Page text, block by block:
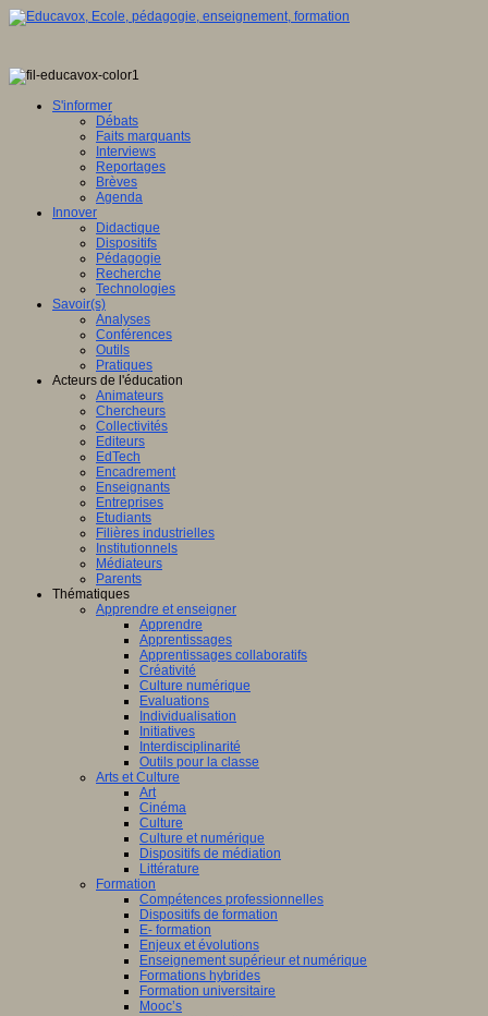
S'informer
Débats
Faits marquants
Interviews
Reportages
Brèves
Agenda
Innover
Didactique
Dispositifs
Pédagogie
Recherche
Technologies
Savoir(s)
Analyses
Conférences
Outils
Pratiques
Acteurs de l'éducation
Animateurs
Chercheurs
Collectivités
Editeurs
EdTech
Encadrement
Enseignants
Entreprises
Etudiants
Filières industrielles
Institutionnels
Médiateurs
Parents
Thématiques
Apprendre et enseigner
Apprendre
Apprentissages
Apprentissages collaboratifs
Créativité
Culture numérique
Evaluations
Individualisation
Initiatives
Interdisciplinarité
Outils pour la classe
Arts et Culture
Art
Cinéma
Culture
Culture et numérique
Dispositifs de médiation
Littérature
Formation
Compétences professionnelles
Dispositifs de formation
E- formation
Enjeux et évolutions
Enseignement supérieur et numérique
Formations hybrides
Formation universitaire
Mooc’s